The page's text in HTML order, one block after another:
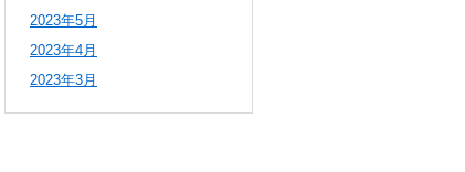
2023年5月
2023年4月
2023年3月